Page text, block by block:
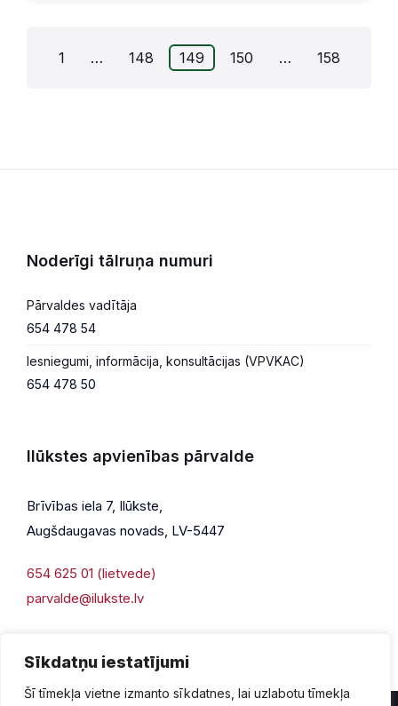
Sīkdatņu iestatījumi
Šī tīmekļa vietne izmanto sīkdatnes, lai uzlabotu tīmekļa
Ziņu
1 … 148 149 150 … 158
Noderīgi tālruņa numuri
Pārvaldes vadītāja
654 478 54
Iesniegumi, informācija, konsultācijas (VPVKAC)
654 478 50
Ilūkstes apvienības pārvalde
Brīvības iela 7, Ilūkste,
Augšdaugavas novads, LV-5447
654 625 01 (lietvede)
parvalde@ilukste.lv